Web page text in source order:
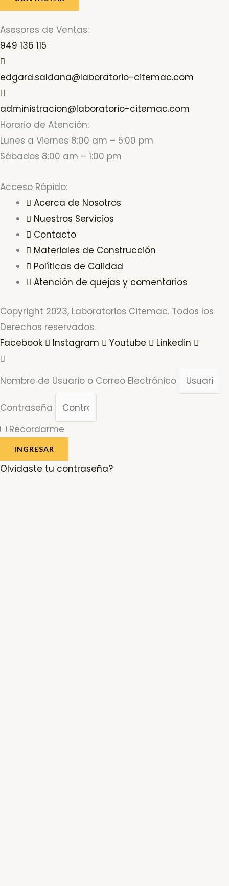
Asesores de Ventas:
949 136 115
edgard.saldana@laboratorio-citemac.com
administracion@laboratorio-citemac.com
Horario de Atención:
Lunes a Viernes 8:00 am – 5:00 pm
Sábados 8:00 am – 1:00 pm
Acceso Rápido:
Acerca de Nosotros
Nuestros Servicios
Contacto
Materiales de Construcción
Políticas de Calidad
Atención de quejas y comentarios
Copyright 2023, Laboratorios Citemac. Todos los
Derechos reservados.
Facebook
Instagram Youtube Linkedin
Nombre de Usuario o Correo Electrónico
Contraseña
Recordarme
INGRESAR
Olvidaste tu contraseña?